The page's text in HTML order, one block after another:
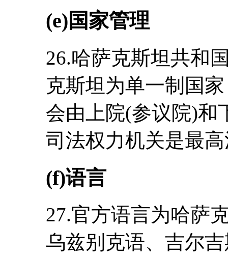
(e)国家管理
26.哈萨克斯坦共和
克斯坦为单一制国
会由上院(参议院)和
司法权力机关是最
(f)语言
27.官方语言为哈萨
乌兹别克语、吉尔